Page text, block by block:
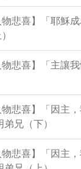
悲喜】「耶穌成
悲喜】「主讓我
悲喜】「因主
兄（下）
悲喜】「因主